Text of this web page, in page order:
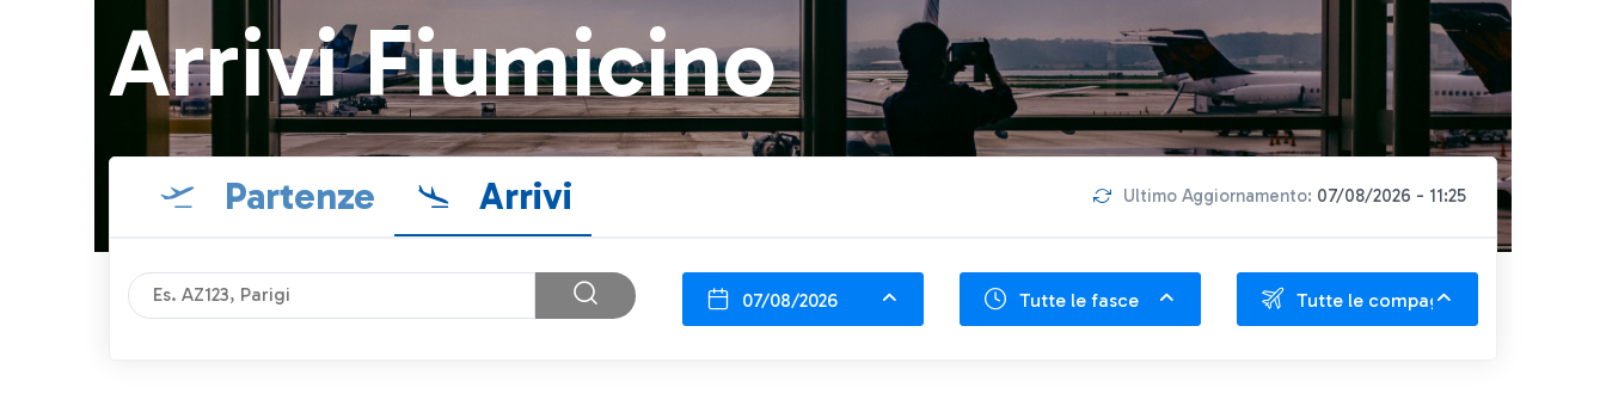
Arrivi Fiumicino
Partenze Arrivi Ultimo Aggiornamento: 07/08/2026 - 11:25
07/08/2026 Tutte le fasce Tutte le compagnie